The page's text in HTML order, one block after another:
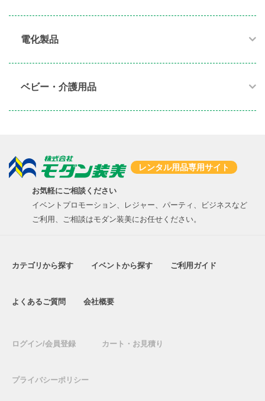
電化製品​
ベビー・介護用品​
レンタル用品専用サイト
お気軽にご相談ください
イベントプロモーション、レジャー、パーティ、ビジネスなど
ご利用、ご相談はモダン装美にお任せください。
カテゴリから探す イベントから探す ご利用ガイド
よくあるご質問 会社概要
ログイン/会員登録 カート・お見積り
プライバシーポリシー